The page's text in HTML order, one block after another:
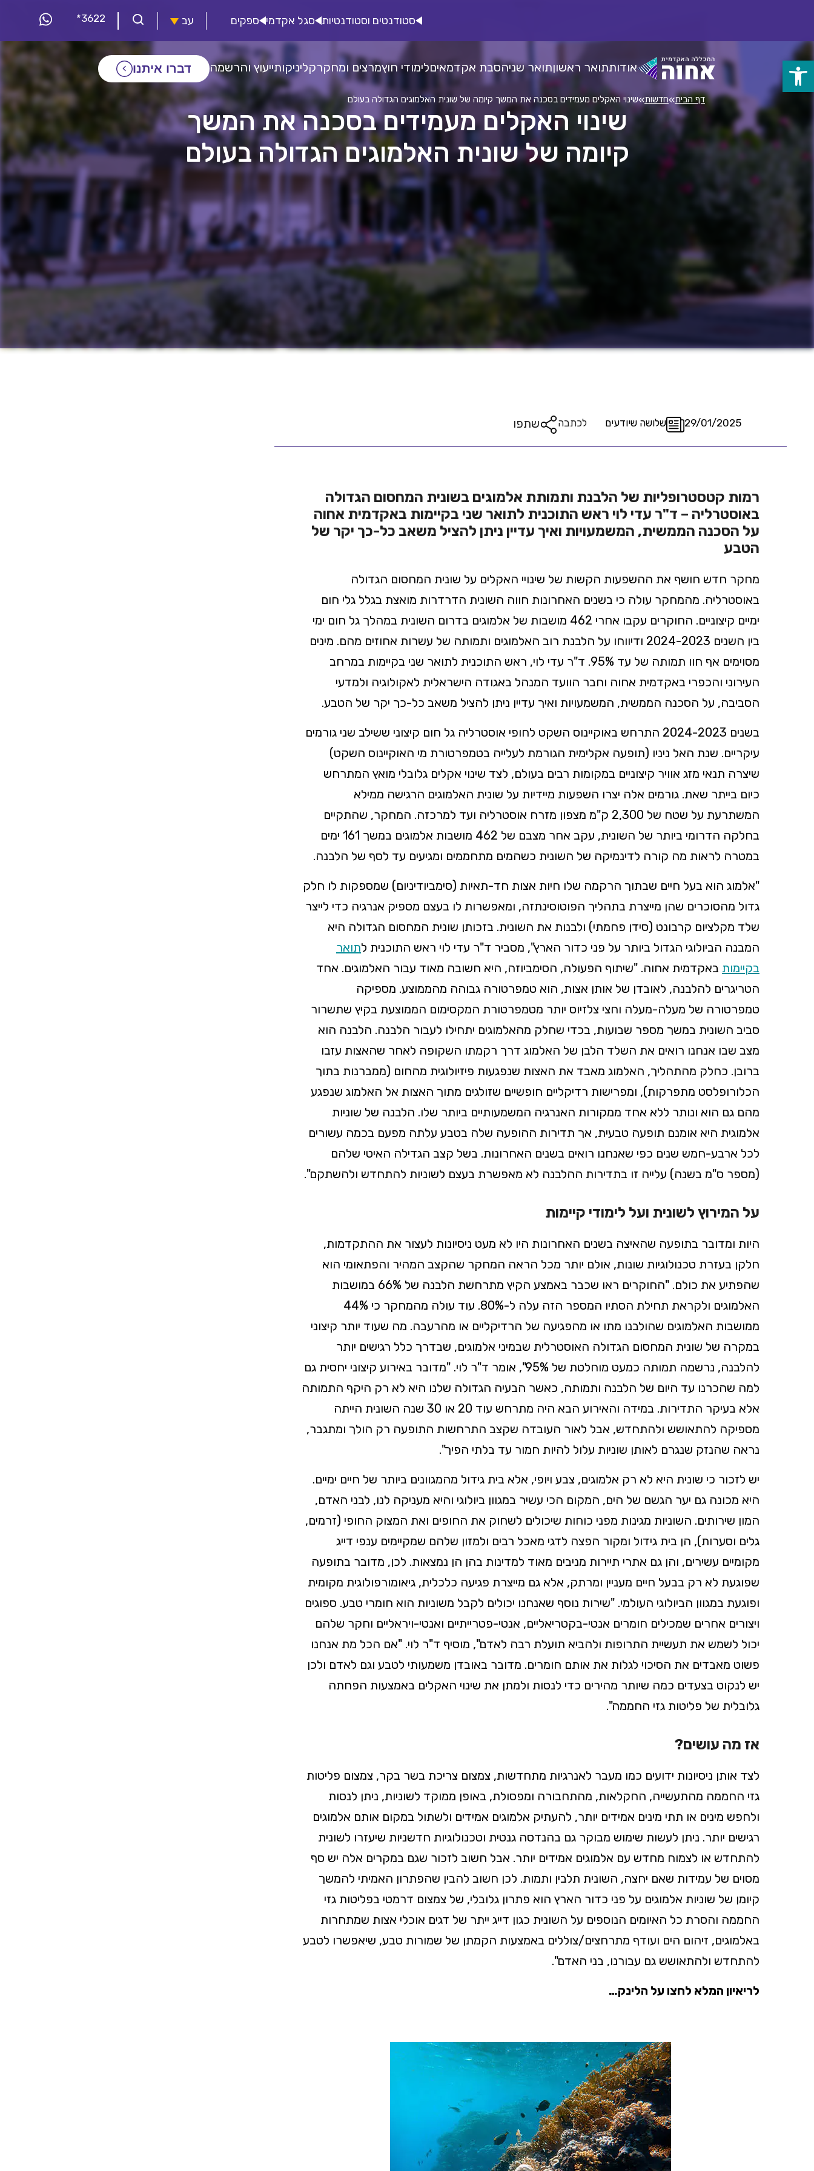
פתח
סרגל
נגישות
סטודנטים וסטודנטיות סגל אקדמי ספקים עב *3622
אודותתואר ראשוןתואר שניהסבת אקדמאיםלימודי חוץמרצים ומחקרקליניקותייעוץ והרשמה דברו איתנו
דף הבית»חדשות»שינוי האקלים מעמידים בסכנה את המשך קיומה של שונית האלמוגים הגדולה בעולם
שינוי האקלים מעמידים בסכנה את המשך
קיומה של שונית האלמוגים הגדולה בעולם
29/01/2025 שלושה שיודעים לכתבה שתפו
רמות קטסטרופליות של הלבנת ותמותת אלמוגים בשונית המחסום הגדולה
באוסטרליה – ד"ר עדי לוי ראש התוכנית לתואר שני בקיימות באקדמית אחוה
על הסכנה הממשית, המשמעויות ואיך עדיין ניתן להציל משאב כל-כך יקר של
הטבע
מחקר חדש חושף את ההשפעות הקשות של שינויי האקלים על שונית המחסום הגדולה
באוסטרליה. מהמחקר עולה כי בשנים האחרונות חווה השונית הדרדרות מואצת בגלל גלי חום
ימיים קיצוניים. החוקרים עקבו אחרי 462 מושבות של אלמוגים בדרום השונית במהלך גל חום ימי
בין השנים 2024-2023 ודיווחו על הלבנת רוב האלמוגים ותמותה של עשרות אחוזים מהם. מינים
מסוימים אף חוו תמותה של עד 95%. ד"ר עדי לוי, ראש התוכנית לתואר שני בקיימות במרחב
העירוני והכפרי באקדמית אחוה וחבר הוועד המנהל באגודה הישראלית לאקולוגיה ולמדעי
הסביבה, על הסכנה הממשית, המשמעויות ואיך עדיין ניתן להציל משאב כל-כך יקר של הטבע.
בשנים 2024-2023 התרחש באוקיינוס השקט לחופי אוסטרליה גל חום קיצוני ששילב שני גורמים
עיקריים. שנת האל ניניו (תופעה אקלימית הגורמת לעלייה בטמפרטורת מי האוקיינוס השקט)
שיצרה תנאי מזג אוויר קיצוניים במקומות רבים בעולם, לצד שינוי אקלים גלובלי מואץ המתרחש
כיום בייתר שאת. גורמים אלה יצרו השפעות מיידיות על שונית האלמוגים הרגישה ממילא
המשתרעת על שטח של 2,300 ק"מ מצפון מזרח אוסטרליה ועד למרכזה. המחקר, שהתקיים
בחלקה הדרומי ביותר של השונית, עקב אחר מצבם של 462 מושבות אלמוגים במשך 161 ימים
במטרה לראות מה קורה לדינמיקה של השונית כשהמים מתחממים ומגיעים עד לסף של הלבנה.
"אלמוג הוא בעל חיים שבתוך הרקמה שלו חיות אצות חד-תאיות (סימביודיניום) שמספקות לו חלק
גדול מהסוכרים שהן מייצרת בתהליך הפוטוסינתזה, ומאפשרות לו בעצם מספיק אנרגיה כדי לייצר
שלד מקלציום קרבונט (סידן פחמתי) ולבנות את השונית. בזכותן שונית המחסום הגדולה היא
המבנה הביולוגי הגדול ביותר על פני כדור הארץ", מסביר ד"ר עדי לוי ראש התוכנית לתואר
בקיימות באקדמית אחוה. "שיתוף הפעולה, הסימביוזה, היא חשובה מאוד עבור האלמוגים. אחד
הטריגרים להלבנה, לאובדן של אותן אצות, הוא טמפרטורה גבוהה מהממוצע. מספיקה
טמפרטורה של מעלה-מעלה וחצי צלזיוס יותר מטמפרטורת המקסימום הממוצעת בקיץ שתשרור
סביב השונית במשך מספר שבועות, בכדי שחלק מהאלמוגים יתחילו לעבור הלבנה. הלבנה הוא
מצב שבו אנחנו רואים את השלד הלבן של האלמוג דרך רקמתו השקופה לאחר שהאצות עזבו
ברובן. כחלק מהתהליך, האלמוג מאבד את האצות שנפגעות פיזיולוגית מהחום (ממברנות בתוך
הכלורופלסט מתפרקות), ומפרישות רדיקליים חופשיים שזולגים מתוך האצות אל האלמוג שנפגע
מהם גם הוא ונותר ללא אחד ממקורות האנרגיה המשמעותיים ביותר שלו. הלבנה של שוניות
אלמוגית היא אומנם תופעה טבעית, אך תדירות ההופעה שלה בטבע עלתה מפעם בכמה עשורים
לכל ארבע-חמש שנים כפי שאנחנו רואים בשנים האחרונות. בשל קצב הגדילה האיטי שלהם
(מספר ס"מ בשנה) עלייה זו בתדירות ההלבנה לא מאפשרת בעצם לשוניות להתחדש ולהשתקם".
על המירוץ לשונית ועל לימודי קיימות
היות ומדובר בתופעה שהאיצה בשנים האחרונות היו לא מעט ניסיונות לעצור את ההתקדמות,
חלקן בעזרת טכנולוגיות שונות, אולם יותר מכל הראה המחקר שהקצב המהיר והפתאומי הוא
שהפתיע את כולם. "החוקרים ראו שכבר באמצע הקיץ מתרחשת הלבנה של 66% במושבות
האלמוגים ולקראת תחילת הסתיו המספר הזה עלה ל-80%. עוד עולה מהמחקר כי 44%
ממושבות האלמוגים שהולבנו מתו או מהפגיעה של הרדיקליים או מהרעבה. מה שעוד יותר קיצוני
במקרה של שונית המחסום הגדולה האוסטרלית שבמיני אלמוגים, שבדרך כלל רגישים יותר
להלבנה, נרשמה תמותה כמעט מוחלטת של 95%", אומר ד"ר לוי. "מדובר באירוע קיצוני יחסית גם
למה שהכרנו עד היום של הלבנה ותמותה, כאשר הבעיה הגדולה שלנו היא לא רק היקף התמותה
אלא בעיקר התדירות. במידה והאירוע הבא היה מתרחש עוד 20 או 30 שנה השונית הייתה
מספיקה להתאושש ולהתחדש, אבל לאור העובדה שקצב התרחשות התופעה רק הולך ומתגבר,
נראה שהנזק שנגרם לאותן שוניות עלול להיות חמור עד בלתי הפיך".
יש לזכור כי שונית היא לא רק אלמוגים, צבע ויופי, אלא בית גידול מהמגוונים ביותר של חיים ימיים.
היא מכונה גם יער הגשם של הים, המקום הכי עשיר במגוון ביולוגי והיא מעניקה לנו, לבני האדם,
המון שירותים. השוניות מגינות מפני כוחות שיכולים לשחוק את החופים ואת המצוק החופי (זרמים,
גלים וסערות), הן בית גידול ומקור הפצה לדגי מאכל רבים ולמזון שלהם שמקיימים ענפי דייג
מקומיים עשירים, והן גם אתרי תיירות מניבים מאוד למדינות בהן הן נמצאות. לכן, מדובר בתופעה
שפוגעת לא רק בבעל חיים מעניין ומרתק, אלא גם מייצרת פגיעה כלכלית, גיאומורפולוגית מקומית
ופוגעת במגוון הביולוגי העולמי. "שירות נוסף שאנחנו יכולים לקבל משוניות הוא חומרי טבע. ספוגים
ויצורים אחרים שמכילים חומרים אנטי-בקטריאליים, אנטי-פטרייתיים ואנטי-ויראליים וחקר שלהם
יכול לשמש את תעשיית התרופות ולהביא תועלת רבה לאדם", מוסיף ד"ר לוי. "אם הכל מת אנחנו
פשוט מאבדים את הסיכוי לגלות את אותם חומרים. מדובר באובדן משמעותי לטבע וגם לאדם ולכן
יש לנקוט בצעדים כמה שיותר מהירים כדי לנסות ולמתן את שינוי האקלים באמצעות הפחתה
גלובלית של פליטות גזי החממה".
אז מה עושים?
לצד אותן ניסיונות ידועים כמו מעבר לאנרגיות מתחדשות, צמצום צריכת בשר בקר, צמצום פליטות
גזי החממה מהתעשייה, החקלאות, מהתחבורה ומפסולת, באופן ממוקד לשוניות, ניתן לנסות
ולחפש מינים או תתי מינים אמידים יותר, להעתיק אלמוגים אמידים ולשתול במקום אותם אלמוגים
רגישים יותר. ניתן לעשות שימוש מבוקר גם בהנדסה גנטית וטכנולוגיות חדשניות שיעזרו לשונית
להתחדש או לצמוח מחדש עם אלמוגים אמידים יותר. אבל חשוב לזכור שגם במקרים אלה יש סף
מסוים של עמידות שאם יחצה, השונית תלבין ותמות. לכן חשוב להבין שהפתרון האמיתי להמשך
קיומן של שוניות אלמוגים על פני כדור הארץ הוא פתרון גלובלי, של צמצום דרמטי בפליטות גזי
החממה והסרת כל האיומים הנוספים על השונית כגון דייג ייתר של דגים אוכלי אצות שמתחרות
באלמוגים, זיהום הים ועודף מתרחצים/צוללים באמצעות הקמתן של שמורות טבע, שיאפשרו לטבע
להתחדש ולהתאושש גם עבורנו, בני האדם".
לריאיון המלא לחצו על הלינק…